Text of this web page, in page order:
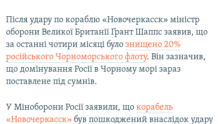
Після удару по кораблю «Новочеркасск» міністр
оборони Великої Британії Ґрант Шаппс заявив, що
за останні чотири місяці було знищено 20%
російського Чорноморського флоту. Він зазначив,
що домінування Росії в Чорному морі зараз
поставлене під сумнів.
У Міноборони Росії заявили, що корабель
«Новочеркасск» був пошкоджений внаслідок удару